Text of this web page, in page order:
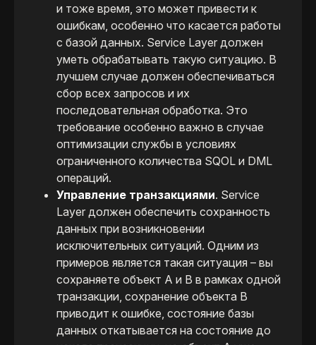
и тоже время, это может привести к
ошибкам, особенно что касается работы
с базой данных. Service Layer должен
уметь обрабатывать такую ситуацию. В
лучшем случае должен обеспечиваться
сбор всех запросов и их
последовательная обработка. Это
требование особенно важно в случае
оптимизации службы в условиях
ограниченного количества SQOL и DML
операций.
Управление транзакциями. Service
Layer должен обеспечить сохранность
данных при возникновении
исключительных ситуаций. Одним из
примеров является такая ситуация – вы
сохраняете объект A и B в рамках одной
транзакции, сохранение объекта B
приводит к ошибке, состояние базы
данных откатывается на состояние до